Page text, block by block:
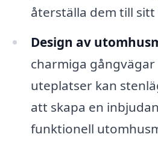
återställa dem till sitt
Design av
charmiga
uteplatser kan
att skapa en
funktionell